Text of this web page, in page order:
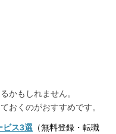
かもしれません。
おくのがおすすめです。
ビス3選 （無料登録・転職